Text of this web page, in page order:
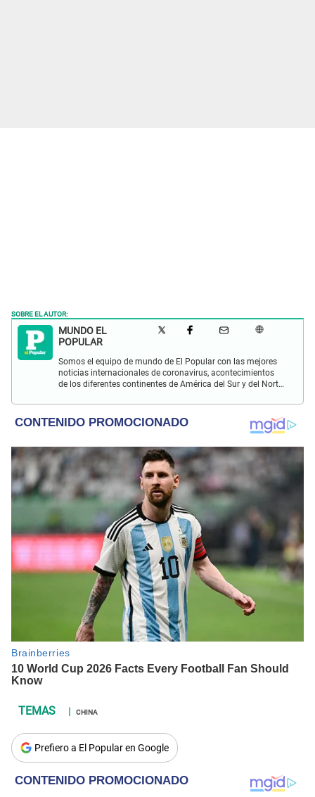
SOBRE EL AUTOR:
MUNDO EL
POPULAR
Somos el equipo de mundo de El Popular con las mejores
noticias internacionales de coronavirus, acontecimientos
de los diferentes continentes de América del Sur y del Norte,
CHINA
Prefiero a El Popular en Google